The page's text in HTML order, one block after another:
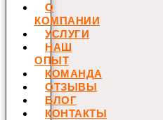
О
КОМПАНИИ
УСЛУГИ
НАШ
ОПЫТ
КОМАНДА
ОТЗЫВЫ
БЛОГ
КОНТАКТЫ